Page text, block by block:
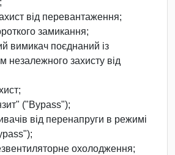
від перевантаження;
замикання;
вимикач поєднаний із
незалежного захисту від
("Bypass");
від перенапруги в режимі
охолодження;